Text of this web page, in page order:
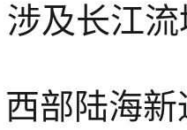
涉及长江
部陆海